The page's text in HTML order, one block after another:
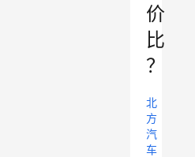
价
比
？
北
方
汽
车